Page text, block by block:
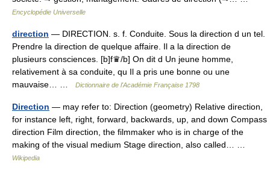
Encyclopédie Universelle
direction — DIRECTION. s. f. Conduite. Sous la direction d un tel.
Prendre la direction de quelque affaire. Il a la direction de
plusieurs consciences. [b]f♛/b] On dit d Un jeune homme,
relativement à sa conduite, qu Il a pris une bonne ou une
mauvaise… …
Dictionnaire de l'Académie Française 1798
Direction — may refer to: Direction (geometry) Relative direction,
for instance left, right, forward, backwards, up, and down Compass
direction Film direction, the filmmaker who is in charge of the
making of the visual medium Stage direction, also called… …
Wikipedia